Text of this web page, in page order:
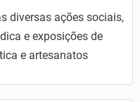
diversas ações sociais,
e exposições de
e artesanatos